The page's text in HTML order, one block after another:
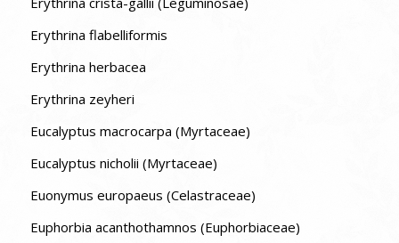
Erythrina flabelliformis
Erythrina herbacea
Erythrina zeyheri
Eucalyptus macrocarpa (Myrtaceae)
Eucalyptus nicholii (Myrtaceae)
Euonymus europaeus (Celastraceae)
Euphorbia acanthothamnos (Euphorbiaceae)